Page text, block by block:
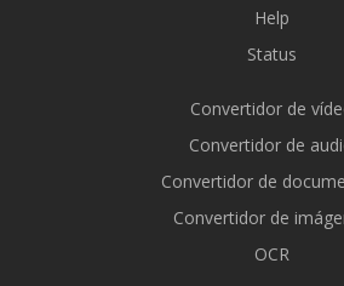
Help
Status
Convertidor de
Convertidor de
Convertidor de
Convertidor de
OCR